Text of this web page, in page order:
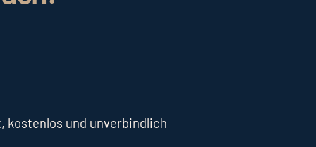
kostenlos und unverbindlich